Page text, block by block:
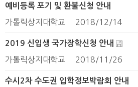
예비등록 포기 및 환불신청 안내
가톨릭상지대학교 2018/12/14
2019 신입생 국가장학신청 안내
가톨릭상지대학교 2018/11/26
수시2차 수도권 입학정보박람회 안내